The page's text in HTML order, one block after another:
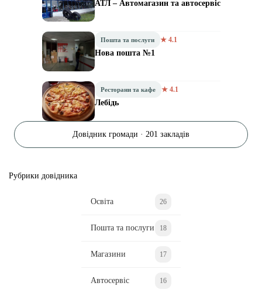
АТЛ – Автомагазин та автосервіс
Пошта та послуги ★ 4.1
Нова пошта №1
Ресторани та кафе ★ 4.1
Лебідь
Довідник громади · 201 закладів
Рубрики довідника
Освіта 26
Пошта та послуги 18
Магазини 17
Автосервіс 16